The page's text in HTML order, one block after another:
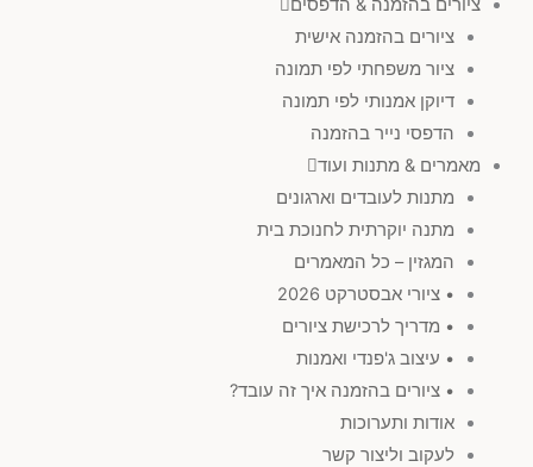
ציורים בהזמנה & הדפסים
ציורים בהזמנה אישית
ציור משפחתי לפי תמונה
דיוקן אמנותי לפי תמונה
הדפסי נייר בהזמנה
מאמרים & מתנות ועוד
מתנות לעובדים וארגונים
מתנה יוקרתית לחנוכת בית
המגזין – כל המאמרים
• ציורי אבסטרקט 2026
• מדריך לרכישת ציורים
• עיצוב ג'פנדי ואמנות
• ציורים בהזמנה איך זה עובד?
אודות ותערוכות
לעקוב וליצור קשר